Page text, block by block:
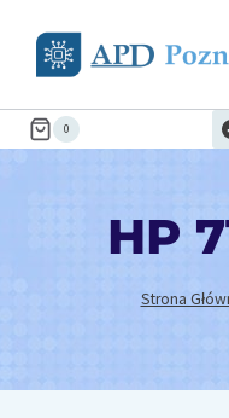
0
HP
Strona